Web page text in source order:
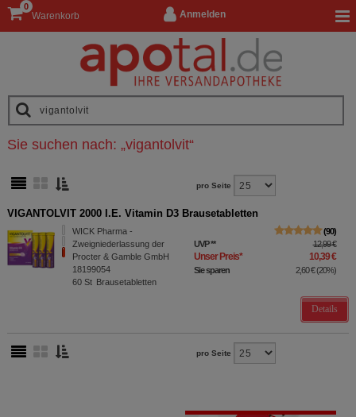
Anmelden
Warenkorb
0
Sie suchen nach: „vigantolvit“
pro Seite
VIGANTOLVIT 2000 I.E. Vitamin D3 Brausetabletten
WICK Pharma -
Zweigniederlassung der
Procter & Gamble GmbH
18199054
60 St Brausetabletten
90
UVP** 12,99 €
Unser Preis* 10,39 €
Sie sparen 2,60 €(20%)
Details
pro Seite